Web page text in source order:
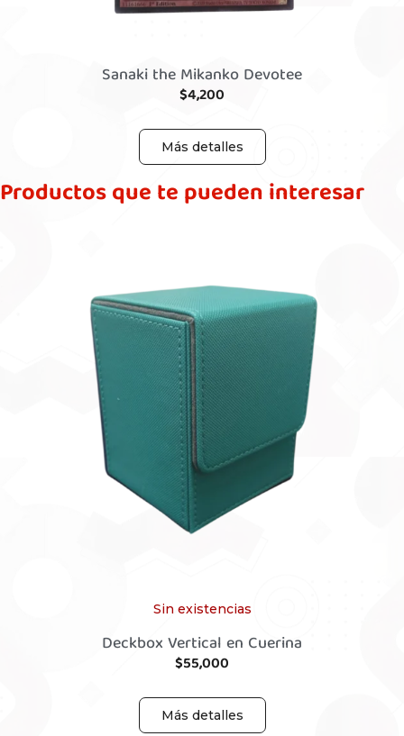
Sanaki the Mikanko Devotee
$4,200
Más detalles
Productos que te pueden interesar
Sin existencias
Deckbox Vertical en Cuerina
$55,000
Más detalles